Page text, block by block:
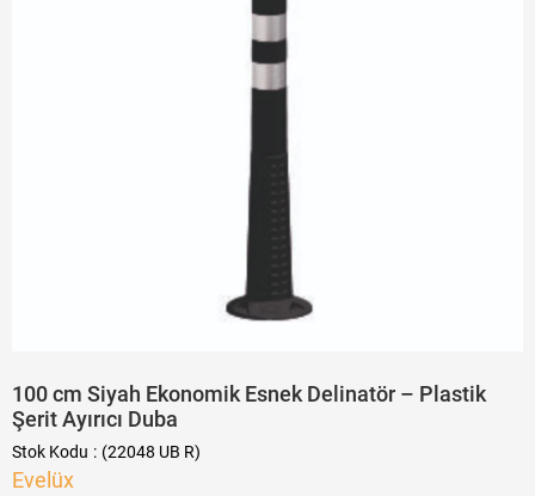
100 cm Siyah Ekonomik Esnek Delinatör – Plastik
Şerit Ayırıcı Duba
Stok Kodu (22048 UB R)
Evelüx